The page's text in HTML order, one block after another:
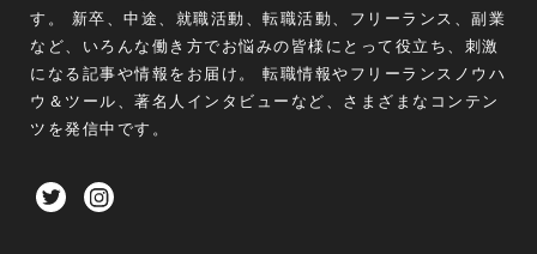
す。 新卒、中途、就職活動、転職活動、フリーランス、副業
など、いろんな働き方でお悩みの皆様にとって役立ち、刺激
になる記事や情報をお届け。 転職情報やフリーランスノウハ
ウ＆ツール、著名人インタビューなど、さまざまなコンテン
ツを発信中です。